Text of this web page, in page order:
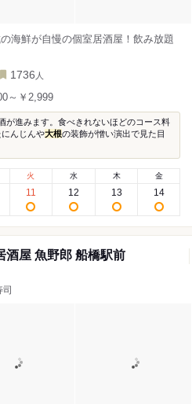
海鮮が自慢の個室居酒屋！飲み放題
1736 人
～￥2,999
が進みます。食べきれないほどのコース料
んじんや大根の装飾が憎い演出で見た目
火
11
水
12
木
13
金
14
酒屋 魚野郎 船橋駅前